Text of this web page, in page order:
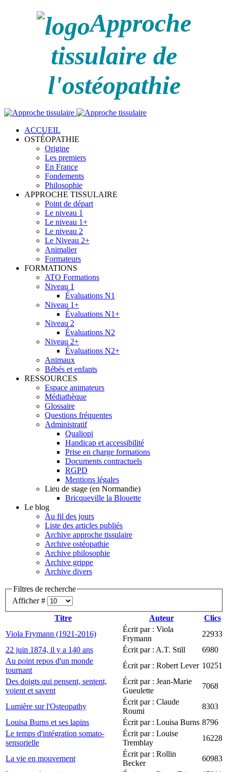
Approche
tissulaire de
l'ostéopathie
ACCUEIL
OSTÉOPATHIE
Origine
Les premiers
En France
Fondements
Philosophie
APPROCHE TISSULAIRE
Point de départ
Le niveau 1
Le niveau 1+
Le niveau 2
Le Niveau 2+
Animalier
Formateurs
FORMATIONS
ATO Formations
Niveau 1
Évaluations N1
Niveau 1+
Évaluations N1+
Niveau 2
Évaluations N2
Niveau 2+
Évaluations N2+
Animaux
Bébés et enfants
RESSOURCES
Espace animateurs
Médiathèque
Glossaire
Questions fréquentes
Administratif
Qualiopi
Handicap et accessibilité
Prise en charge formations
Documents contractuels
RGPD
Mentions légales
Lieu de stage (en Normandie)
Bricqueville la Blouette
Le blog
Au fil des jours
Liste des articles publiés
Archive approche tissulaire
Archive ostéopathie
Archive philosophie
Archive grippe
Archive divers
Filtres de recherche
Afficher #
Titre
Auteur
Clics
Viola Frymann (1921-2016)
Écrit par : Viola
Frymann
22933
22 juin 1874, il y a 140 ans
Écrit par : A.T. Still
6980
Au point repos d'un monde
tournant
Écrit par : Robert Lever 10251
Des doigts qui pensent, sentent,
voient et savent
Écrit par : Jean-Marie
Gueulette
7068
Lumière sur l'Osteopathy
Écrit par : Claude
Roumi
8303
Louisa Burns et ses lapins
Écrit par : Louisa Burns 8796
Le temps d'intégration somato-
sensorielle
Écrit par : Louise
Tremblay
16228
La vie en mouvement
Écrit par : Rollin
Becker
60983